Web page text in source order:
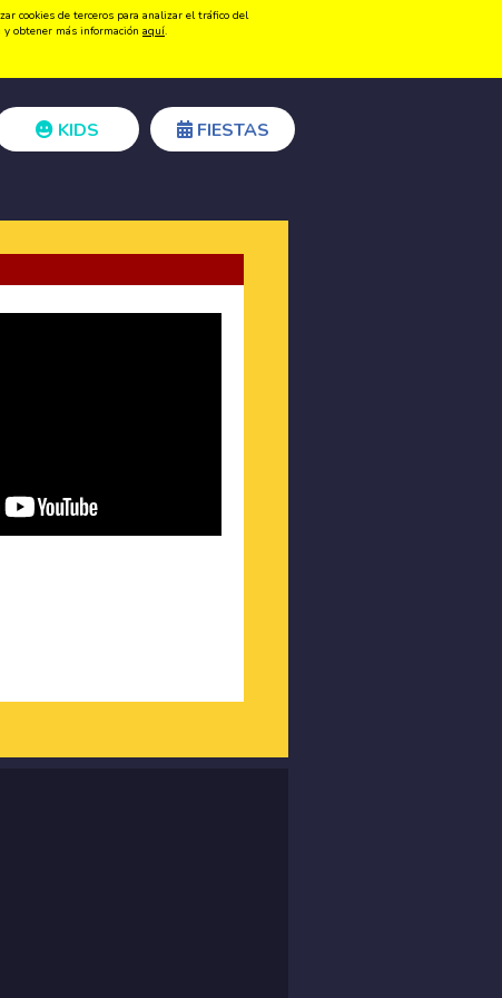
Registrarse Acceder
KIDS FIESTAS
cookies de terceros para analizar el tráfico del
obtener más información aquí.